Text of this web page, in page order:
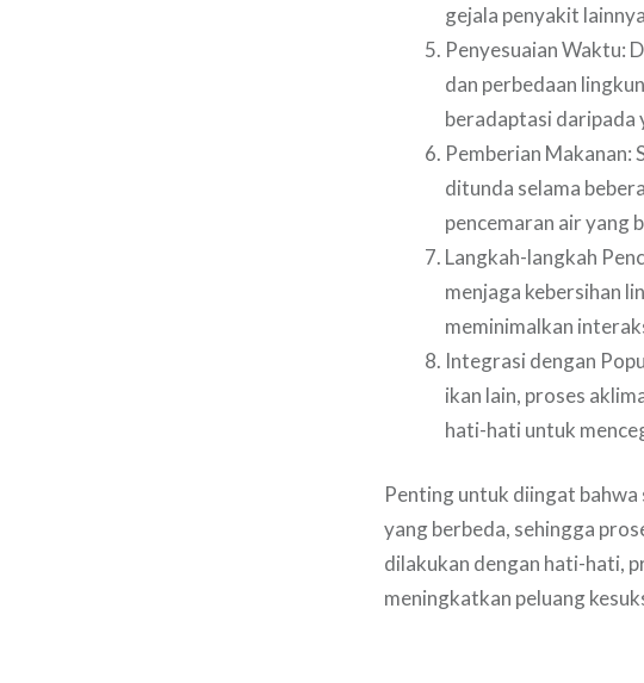
gejala penyakit
Penyesuaian Waktu:
dan perbedaan
beradaptasi daripada
Pemberian Makanan:
ditunda selama
pencemaran air yang
Langkah-langkah
menjaga kebersihan
meminimalkan
Integrasi dengan
ikan lain, proses
hati-hati untuk
Penting untuk diingat
yang berbeda, sehingga
dilakukan dengan hati-hati,
meningkatkan peluang